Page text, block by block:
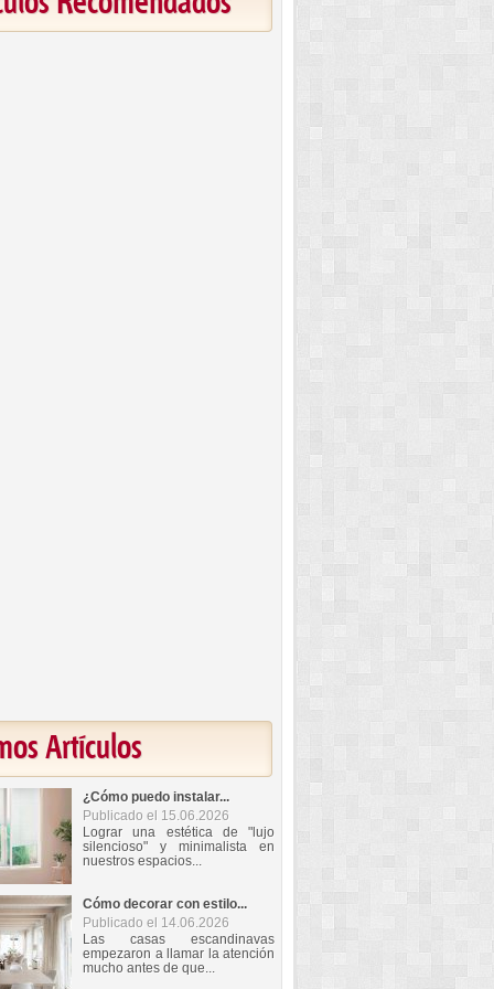
Artículos
¿Cómo puedo instalar...
Publicado el 15.06.2026
Lograr una estética de "lujo
silencioso" y minimalista en
nuestros espacios...
Cómo decorar con estilo...
Publicado el 14.06.2026
Las casas escandinavas
empezaron a llamar la atención
mucho antes de que...